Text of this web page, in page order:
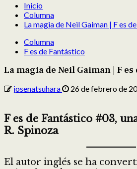
Inicio
Columna
La magia de Neil Gaiman | F es
Columna
F es de Fantástico
La magia de Neil Gaiman | F
josenatsuhara 26 de febrero de
F es de Fantástico #03,
R. Spinoza
El autor inglés se ha